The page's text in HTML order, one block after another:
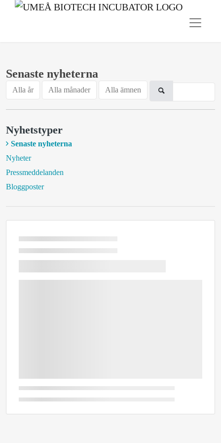
Senaste nyheterna
Alla år Alla månader Alla ämnen
Nyhetstyper
Senaste nyheterna
Nyheter
Pressmeddelanden
Bloggposter